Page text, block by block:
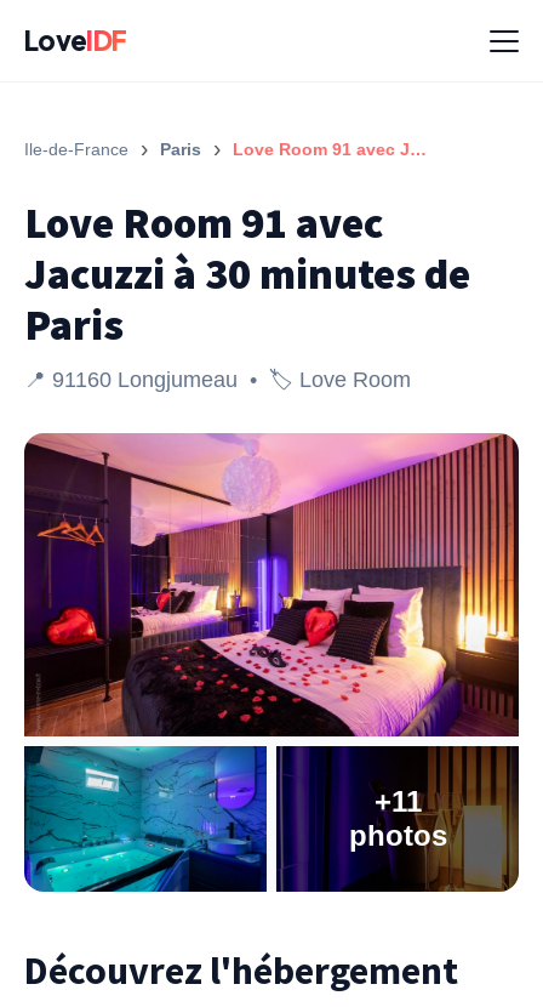
LoveIDF
Ile-de-France › Paris › Love Room 91 avec Jacuzzi à 30 minutes de Paris
Love Room 91 avec
Jacuzzi à 30 minutes de
Paris
📍 91160 Longjumeau • 🏷️ Love Room
+11
photos
Découvrez l'hébergement